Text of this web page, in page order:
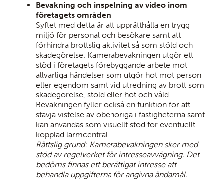
Bevakning och inspelning av video inom
företagets områden
Syftet med detta är att upprätthålla en trygg
miljö för personal och besökare samt att
förhindra brottslig aktivitet så som stöld och
skadegörelse. Kamerabevakningen utgör ett
stöd i företagets förebyggande arbete mot
allvarliga händelser som utgör hot mot person
eller egendom samt vid utredning av brott som
skadegörelse, stöld eller hot och våld.
Bevakningen fyller också en funktion för att
stävja vistelse av obehöriga i fastigheterna samt
kan användas som visuellt stöd för eventuellt
kopplad larmcentral.
Rättslig grund: Kamerabevakningen sker med
stöd av regelverket för intresseavvägning. Det
bedöms finnas ett berättigat intresse att
behandla uppgifterna för angivna ändamål.